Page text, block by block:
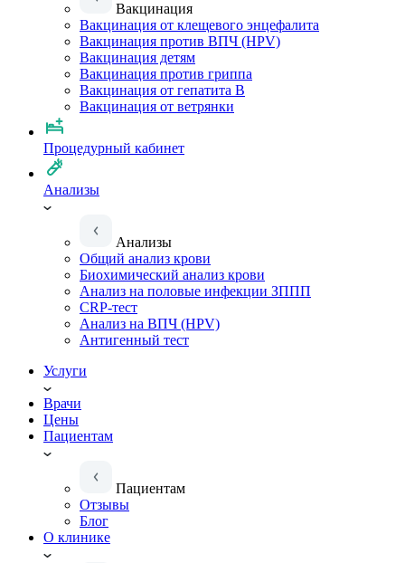
Вакцинация
Вакцинация от клещевого энцефалита
Вакцинация против ВПЧ (HPV)
Вакцинация детям
Вакцинация против гриппа
Вакцинация от гепатита B
Вакцинация от ветрянки
Процедурный кабинет
Анализы
Анализы
Общий анализ крови
Биохимический анализ крови
Анализ на половые инфекции ЗППП
CRP-тест
Анализ на ВПЧ (HPV)
Антигенный тест
Услуги
Врачи
Цены
Пациентам
Пациентам
Отзывы
Блог
О клинике